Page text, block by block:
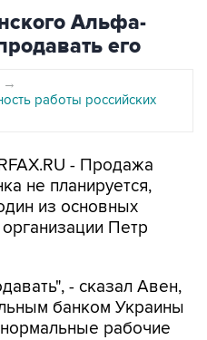
Альфа-
его
→
работы российских
- Продажа
не планируется,
из основных
Петр
- сказал Авен,
банком Украины
рабочие